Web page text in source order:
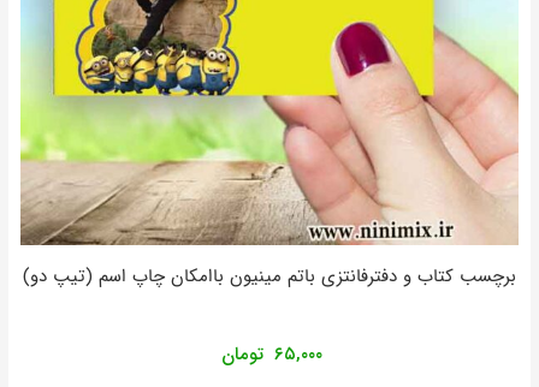
برچسب کتاب و دفترفانتزی باتم مینیون باامکان چاپ اسم (تیپ دو)
۶۵,۰۰۰ تومان